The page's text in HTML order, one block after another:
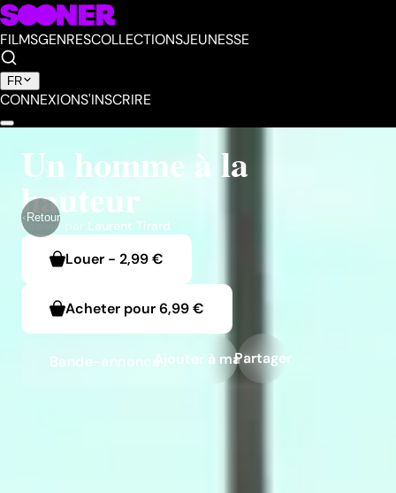
FILMSGENRESCOLLECTIONSJEUNESSE
FR
CONNEXIONS'INSCRIRE
Retour
Un homme à la
hauteur
Réalisé par Laurent Tirard
Louer - 2,99 €
Acheter pour6,99 €
Bande-annonceAjouter à ma liste
Partager